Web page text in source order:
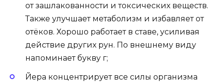
от зашлакованности и токсических веществ.
Также улучшает метаболизм и избавляет от
отёков. Хорошо работает в ставе, усиливая
действие других рун. По внешнему виду
напоминает букву г;
Йера концентрирует все силы организма